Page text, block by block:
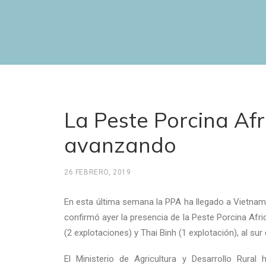
La Peste Porcina
avanzando
26 FEBRERO, 2019
En esta última semana la PPA ha llegado a
confirmó ayer la presencia de la Peste Porcina
(2 explotaciones) y Thai Binh (1 explotación), al sur
El Ministerio de Agricultura y Desarrollo